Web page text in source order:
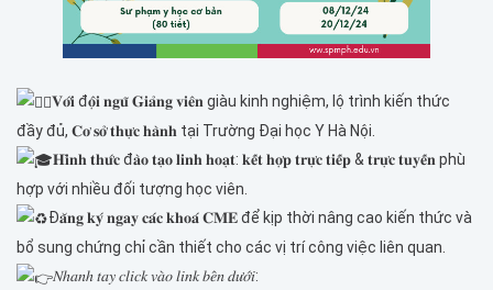
𝐕𝐨̛́𝐢 đ𝐨̣̂𝐢 𝐧𝐠𝐮̃ 𝐆𝐢𝐚̉𝐧𝐠 𝐯𝐢𝐞̂𝐧 giàu kinh nghiệm, lộ trình kiến thức
đầy đủ, 𝐂𝐨̛ 𝐬𝐨̛̉ 𝐭𝐡𝐮̛̣𝐜 𝐡𝐚̀𝐧𝐡 tại Trường Đại học Y Hà Nội.
𝐇𝐢̀𝐧𝐡 𝐭𝐡𝐮̛́𝐜 đ𝐚̀𝐨 𝐭𝐚̣𝐨 𝐥𝐢𝐧𝐡 𝐡𝐨𝐚̣𝐭: 𝐤𝐞̂́𝐭 𝐡𝐨̛̣𝐩 𝐭𝐫𝐮̛̣𝐜 𝐭𝐢𝐞̂́𝐩 & 𝐭𝐫𝐮̛̣𝐜 𝐭𝐮𝐲𝐞̂́𝐧 phù
hợp với nhiều đối tượng học viên.
Đ𝐚̆𝐧𝐠 𝐤𝐲́ 𝐧𝐠𝐚𝐲 𝐜𝐚́𝐜 𝐤𝐡𝐨𝐚́ 𝐂𝐌𝐄 để kịp thời nâng cao kiến thức và
bổ sung chứng chỉ cần thiết cho các vị trí công việc liên quan.
𝑁ℎ𝑎𝑛ℎ 𝑡𝑎𝑦 𝑐𝑙𝑖𝑐𝑘 𝑣𝑎̀𝑜 𝑙𝑖𝑛𝑘 𝑏𝑒̂𝑛 𝑑𝑢̛𝑜̛́𝑖: